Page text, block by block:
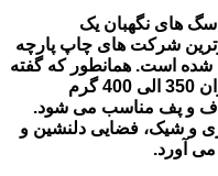
های نگهبان یک
شرکت های چاپ پارچه
شده است. همانطور که گفته
شد جنس الیاف داخلی این روتختی ارزان 350 الی 400 گرم
و پف مناسب می شود.
و شیک، فضایی دلنشین و
می آورد.